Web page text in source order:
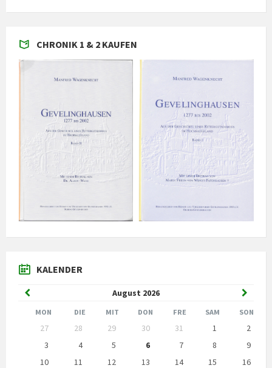
CHRONIK 1 & 2 KAUFEN
KALENDER
August 2026
Vorheriger
Monat
Monat
MON DIE MIT DON FRE SAM SON
Kalendertage
überspringen
27 28 29 30 31 1
2
3
4 5 6 7 8
9
10
11 12 13 14 15
16